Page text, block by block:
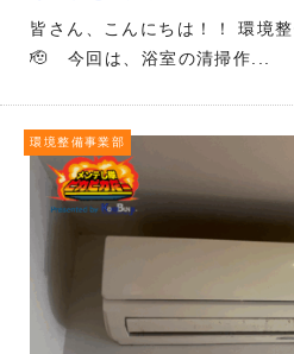
皆さん、こんにちは！！ 環境
🫡 今回は、浴室の清掃作...
環境整備事業部